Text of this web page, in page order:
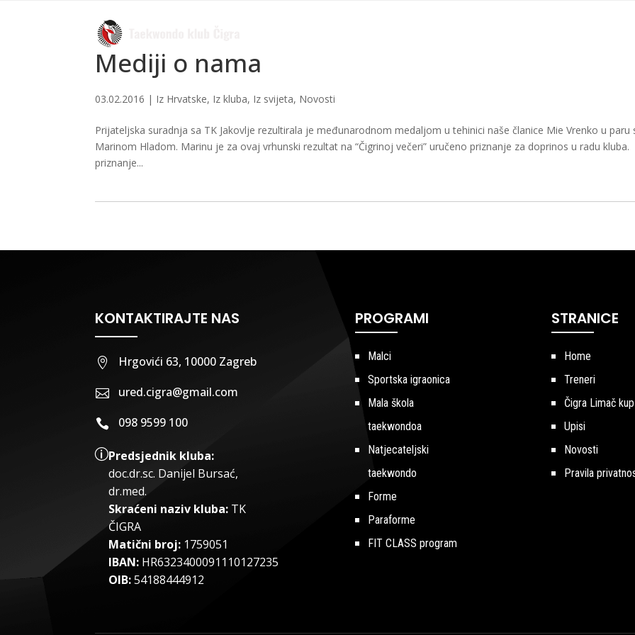
Mediji o nama
03.02.2016 | Iz Hrvatske, Iz kluba, Iz svijeta, Novosti
Prijateljska suradnja sa TK Jakovlje rezultirala je međunarodnom medaljom u tehinici naše članice Mie Vrenko u paru
Marinom Hladom. Marinu je za ovaj vrhunski rezultat na “Čigrinoj večeri” uručeno priznanje za doprinos u radu
priznanje...
KONTAKTIRAJTE NAS
 Hrgovići 63, 10000 Zagreb
 ured.cigra@gmail.com
 098 9599 100
pPredsjednik kluba:
doc.dr.sc. Danijel Bursać,
dr.med.
Skraćeni naziv kluba: TK
ČIGRA
Matični broj: 1759051
IBAN: HR6323400091110127235
OIB:54188444912
PROGRAMI
Malci
Sportska igraonica
Mala škola
taekwondoa
Natjecateljski
taekwondo
Forme
Paraforme
FIT CLASS program
STRANICE
Home
Treneri
Čigra Limač kup
Upisi
Novosti
Pravila